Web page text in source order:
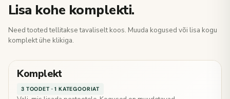
Lisa kohe komplekti.
Need tooted tellitakse tavaliselt koos. Muuda kogused või lisa kogu
komplekt ühe klikiga.
Komplekt
3 TOODET · 1 KATEGOORIAT